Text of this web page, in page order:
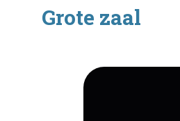
Grote zaal